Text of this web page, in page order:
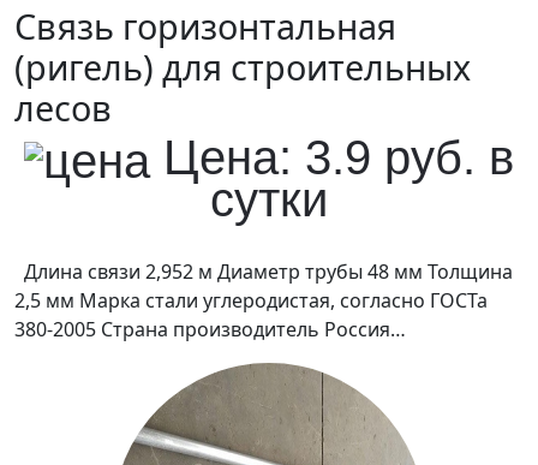
Связь горизонтальная
(ригель) для строительных
лесов
Длина связи 2,952 м Диаметр трубы 48 мм Толщина
2,5 мм Марка стали углеродистая, согласно ГОСТа
380-2005 Страна производитель Россия…
Цена: 3.9 руб. в
сутки